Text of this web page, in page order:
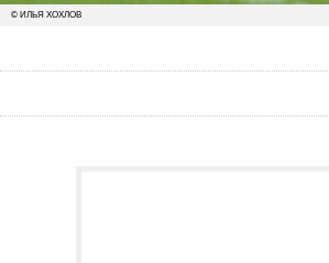
© ИЛЬЯ ХОХЛОВ